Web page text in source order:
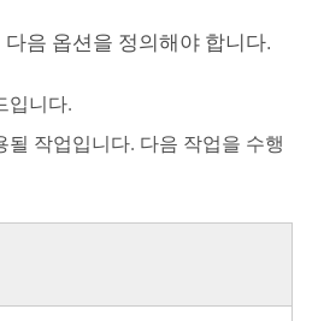
음 옵션을 정의해야 합니다.
입니다.
될 작업입니다. 다음 작업을 수행